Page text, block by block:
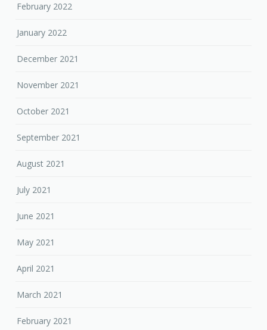
February 2022
January 2022
December 2021
November 2021
October 2021
September 2021
August 2021
July 2021
June 2021
May 2021
April 2021
March 2021
February 2021